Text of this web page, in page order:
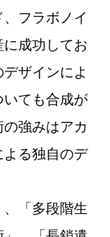
フラボノイ
成功してお
ザインによ
ても合成が
強みはアカ
る独自のデ
「多段階生